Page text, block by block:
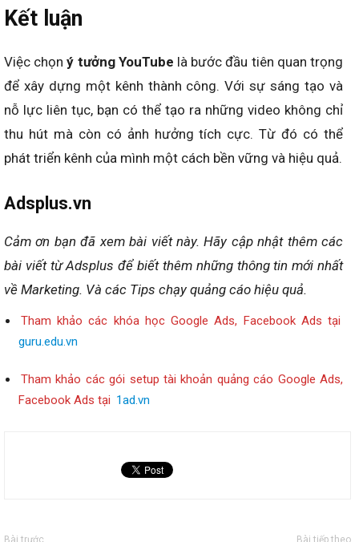
Kết luận
Việc chọný tưởng YouTube là bước đầu tiên quan trọng
để xây dựng một kênh thành công. Với sự sáng tạo và
nỗ lực liên tục, bạn có thể tạo ra những video không chỉ
thu hút mà còn có ảnh hưởng tích cực. Từ đó có thể
phát triển kênh của mình một cách bền vững và hiệu quả.
Adsplus.vn
Cảm ơn bạn đã xem bài viết này. Hãy cập nhật thêm các
bài viết từ Adsplus để biết thêm những thông tin mới nhất
về Marketing. Và các Tips chạy quảng cáo hiệu quả.
Tham khảo các khóa học Google Ads, Facebook Ads tại
guru.edu.vn
Tham khảo các gói setup tài khoản quảng cáo Google Ads,
Facebook Ads tại 1ad.vn
Bài trước Bài tiếp theo